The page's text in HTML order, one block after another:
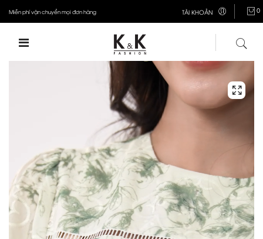
Miễn phí vận chuyển mọi đơn hàng TÀI KHOẢN 0